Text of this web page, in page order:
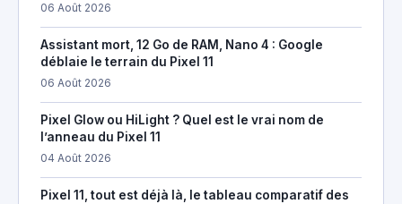
06 Août 2026
Assistant mort, 12 Go de RAM, Nano 4 : Google
déblaie le terrain du Pixel 11
06 Août 2026
Pixel Glow ou HiLight ? Quel est le vrai nom de
l’anneau du Pixel 11
04 Août 2026
Pixel 11, tout est déjà là, le tableau comparatif des